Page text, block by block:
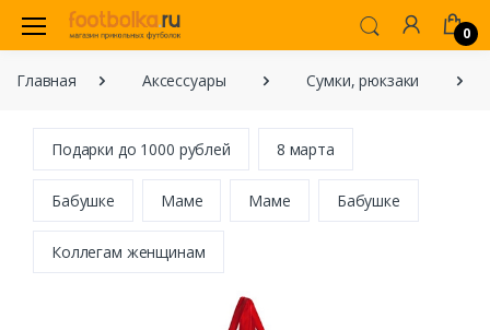
0
Главная Аксессуары Сумки, рюкзаки
Подарки до 1000 рублей 8 марта
Бабушке Маме Маме Бабушке
Коллегам женщинам